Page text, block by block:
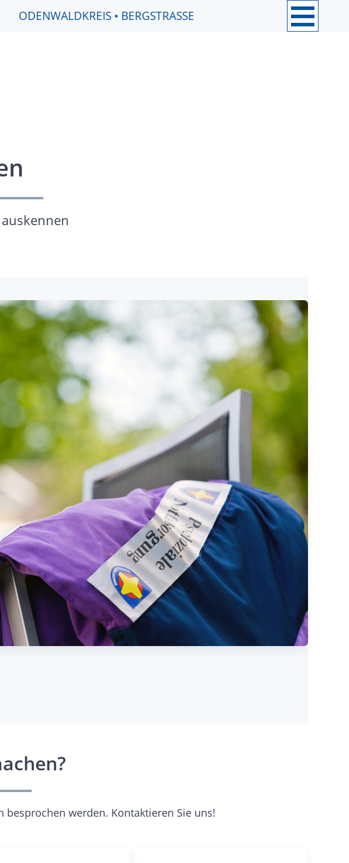
ODENWALDKREIS• BERGSTRASSE
Mit-machen
Mit-helfen
Kontakt
Mitarbeiter
besprochen werden. Kontaktieren Sie uns!